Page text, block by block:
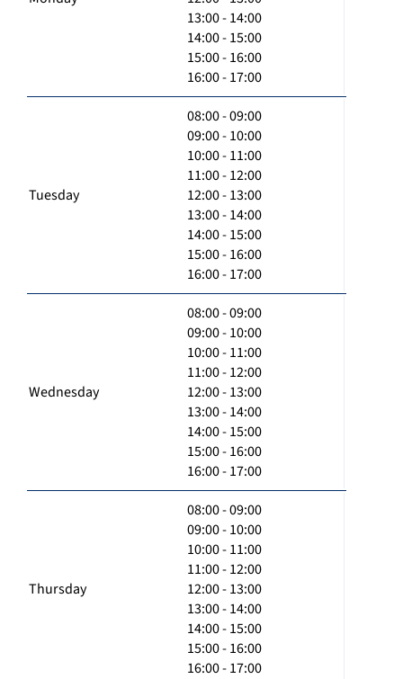
13:00 - 14:00
14:00 - 15:00
15:00 - 16:00
16:00 - 17:00
Tuesday
08:00 - 09:00
09:00 - 10:00
10:00 - 11:00
11:00 - 12:00
12:00 - 13:00
13:00 - 14:00
14:00 - 15:00
15:00 - 16:00
16:00 - 17:00
Wednesday
08:00 - 09:00
09:00 - 10:00
10:00 - 11:00
11:00 - 12:00
12:00 - 13:00
13:00 - 14:00
14:00 - 15:00
15:00 - 16:00
16:00 - 17:00
Thursday
08:00 - 09:00
09:00 - 10:00
10:00 - 11:00
11:00 - 12:00
12:00 - 13:00
13:00 - 14:00
14:00 - 15:00
15:00 - 16:00
16:00 - 17:00